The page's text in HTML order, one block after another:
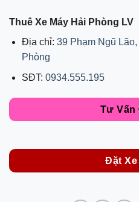
Thuê Xe Máy Hải Phòng LV
Địa chỉ: 39 Phạm Ngũ
Phòng
SĐT: 0934.555.195
Tư Vấn
Đặt Xe